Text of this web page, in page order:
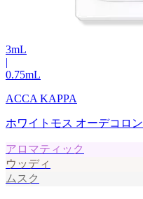
3mL
|
0.75mL
ACCA KAPPA
ホワイトモス オーデコロン
アロマティック
ウッディ
ムスク